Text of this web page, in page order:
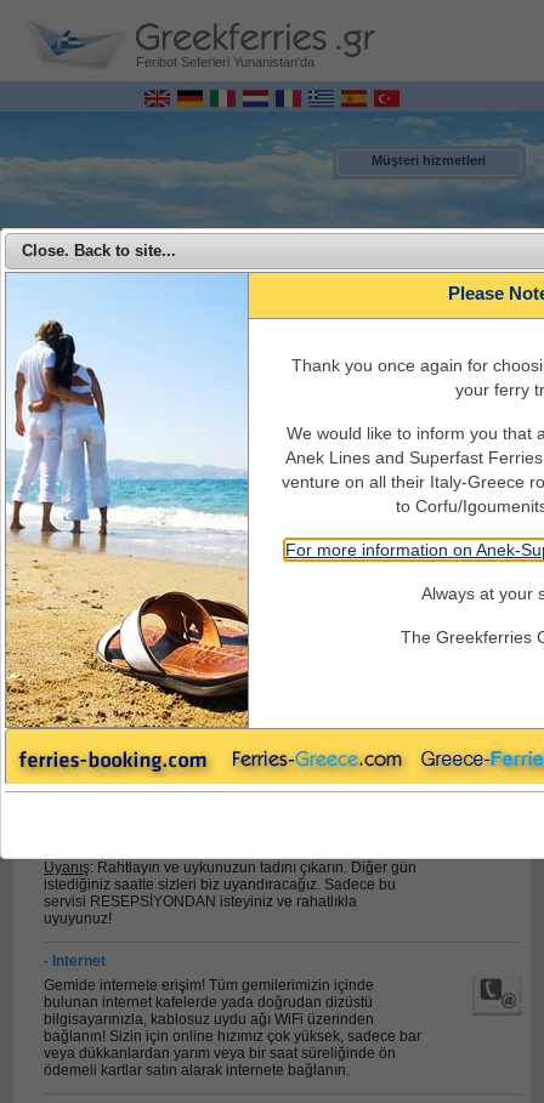
Feribot Seferleri Yunanistan'da
Müşteri hizmetleri
MENU
Anek Ferries - Anek Lines ile Yunanistan’dan İtalya’ya seyahat edin
Anek Ferries - Diğer Hizmetler
- Resepsıyon/ Bilgiler
Uyanış: Rahtlayın ve uykunuzun tadını çıkarın. Diğer gün
istediğiniz saatte sizleri biz uyandıracağız. Sadece bu
servisi RESEPSİYONDAN isteyiniz ve rahatlıkla
uyuyunuz!
- Internet
Gemide internete erişim! Tüm gemilerimizin içinde
bulunan internet kafelerde yada doğrudan dizüstü
bilgisayarınızla, kablosuz uydu ağı WiFi üzerinden
bağlanın! Sizin için online hızımız çok yüksek, sadece bar
veya dükkanlardan yarım veya bir saat süreliğinde ön
ödemeli kartlar satın alarak internete bağlanın.
Close. Back to site...
Please
Τhank you once again for
your ferry
We would like to inform you that
Anek Lines and Superfast
venture on all their Italy-Greece
to Corfu/
For more information on Anek-
Always at your
The Greekferries